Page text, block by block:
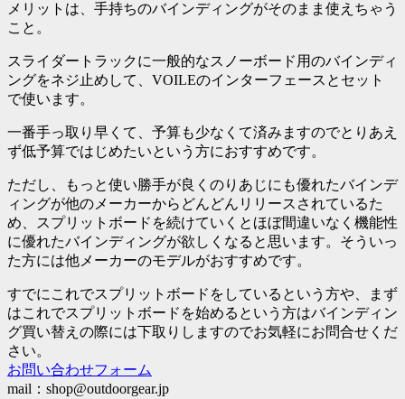
メリットは、 手持ちのバインディングがそのまま使えちゃう
こと。
スライダートラックに一般的なスノーボード用のバインディ
ングをネジ止めして、VOILEのインターフェースとセット
で使います。
一番手っ取り早くて、予算も少なくて済みますのでとりあえ
ず低予算ではじめたいという方におすすめです。
ただし、もっと使い勝手が良くのりあじにも優れたバインデ
ィングが他のメーカーからどんどんリリースされているた
め、スプリットボードを続けていくとほぼ間違いなく機能性
に優れたバインディングが欲しくなると思います。そういっ
た方には他メーカーのモデルがおすすめです。
すでにこれでスプリットボードをしているという方や、まず
はこれでスプリットボードを始めるという方はバインディン
グ買い替えの際には下取りしますのでお気軽にお問合せくだ
さい。
お問い合わせフォーム
mail：shop@outdoorgear.jp